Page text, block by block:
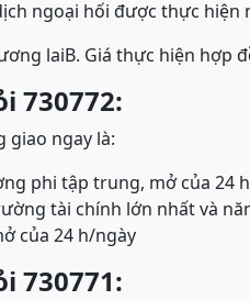
ngoại hối được thực hiện
laiB. Giá thực hiện hợp
730772:
giao ngay là:
phi tập trung, mở của 24
tài chính lớn nhất và
của 24 h/ngày
730771: